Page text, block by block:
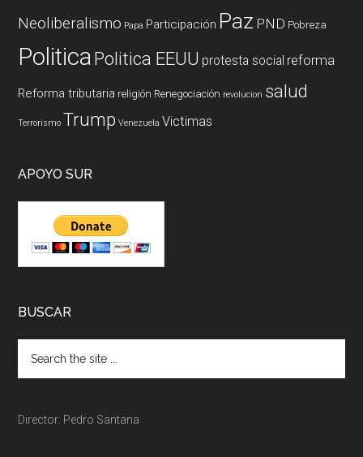
Neoliberalismo Papa Participación Paz PND Pobreza
PoliticaPolitica EEUU protesta social reforma
Reforma tributaria religión Renegociación revolucion salud
Terrorismo Trump Venezuela Victimas
APOYO SUR
BUSCAR
Director: Pedro Santana